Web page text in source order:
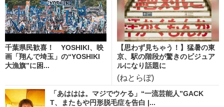
千葉県民歓喜！ YOSHIKI、映
画「翔んで埼玉」の“YOSHIKI
大漁旗”に困...
【思わず見ちゃう！】猛暑の東
京、駅の階段が驚きのビジュア
ルになり話題に
(ねとらぼ)
「あははは。マジでウケる」“一流芸能人”GACK
T、またもや円形脱毛症を告白 |...